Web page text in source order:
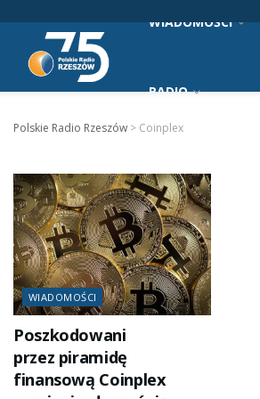
WIADOMOŚCI
RADIO
Polskie Radio Rzeszów > Coinplex
WIADOMOŚCI
Poszkodowani
przez piramidę
finansową Coinplex